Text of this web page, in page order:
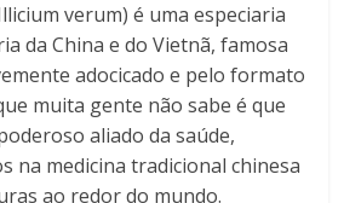
verum) é uma especiaria
da China e do Vietnã, famosa
adocicado e pelo formato
muita gente não sabe é que
aliado da saúde,
na medicina tradicional chinesa
ao redor do mundo.